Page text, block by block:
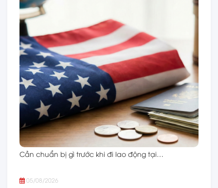
Cần chuẩn bị gì trước khi đi lao động tại…
05/08/2026